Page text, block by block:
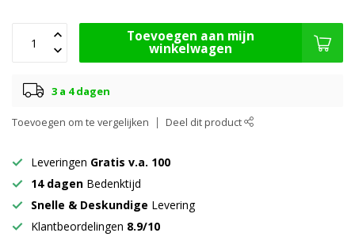
Toevoegen aan mijn
winkelwagen
3 a 4 dagen
Toevoegen om te vergelijken Deel dit product
Leveringen Gratis v.a. 100
14 dagen Bedenktijd
Snelle & Deskundige Levering
Klantbeordelingen 8.9/10